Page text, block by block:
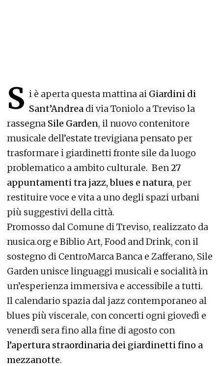
S i è aperta questa mattina ai Giardini di
Sant’Andrea di via Toniolo a Treviso la
rassegna Sile Garden, il nuovo contenitore
musicale dell’estate trevigiana pensato per
trasformare i giardinetti fronte sile da luogo
problematico a ambito culturale. Ben27
appuntamenti tra jazz, blues e natura, per
restituire voce e vita a uno degli spazi urbani
più suggestivi della città.
Promosso dal Comune di Treviso, realizzato da
nusica.org e Biblio Art, Food and Drink, con il
sostegno di CentroMarca Banca e Zafferano, Sile
Garden unisce linguaggi musicali e socialità in
un’esperienza immersiva e accessibile a tutti.
Il calendario spazia dal jazz contemporaneo al
blues più viscerale, con concerti ogni giovedì e
venerdì sera fino alla fine di agosto con
l’apertura straordinaria dei giardinetti fino a
mezzanotte.